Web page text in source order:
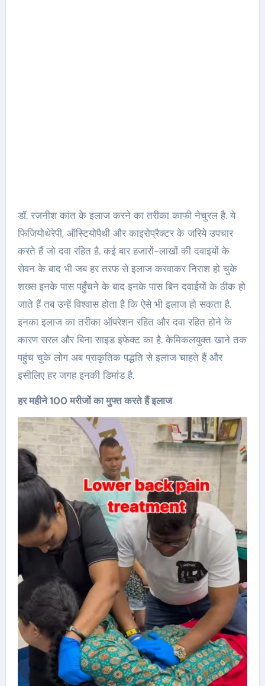
डॉ. रजनीश कांत के इलाज करने का तरीका काफी नेचुरल है. ये
फिजियोथेरेपी, ऑस्टियोपैथी और काइरोप्रैक्टर के जरिये उपचार
करते हैं जो दवा रहित है. कई बार हजारों-लाखों की दवाइयों के
सेवन के बाद भी जब हर तरफ से इलाज करवाकर निराश हो चुके
शख्स इनके पास पहुँचने के बाद इनके पास बिन दवाईयों के ठीक हो
जाते हैं तब उन्हें विश्वास होता है कि ऐसे भी इलाज हो सकता है.
इनका इलाज का तरीका ऑपरेशन रहित और दवा रहित होने के
कारण सरल और बिना साइड इफेक्ट का है. केमिकलयुक्त खाने तक
पहुंच चुके लोग अब प्राकृतिक पद्धति से इलाज चाहते हैं और
इसीलिए हर जगह इनकी डिमांड है.
हर महीने 100 मरीजों का मुफ्त करते हैं इलाज